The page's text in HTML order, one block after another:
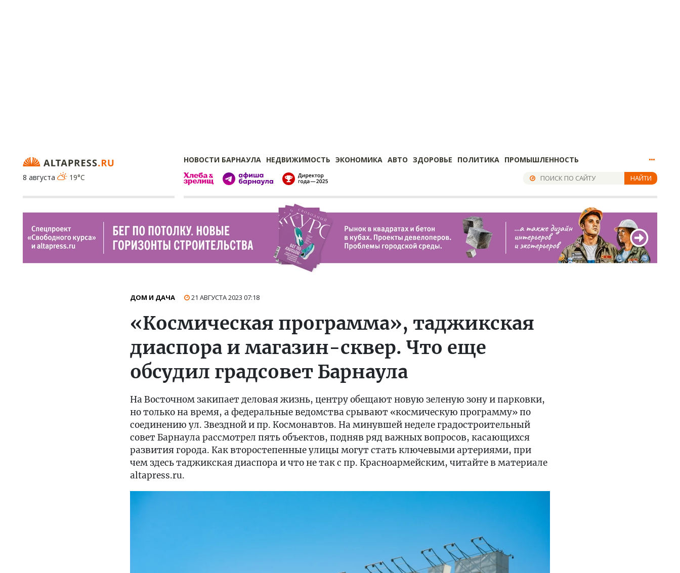
НОВОСТИ БАРНАУЛА НЕДВИЖИМОСТЬ ЭКОНОМИКА АВТО ЗДОРОВЬЕ ПОЛИТИКА ПРОМЫШЛЕННОСТЬ
8 августа
19°C НАЙТИ
ДОМ И ДАЧА 21 АВГУСТА 2023 07:18
«Космическая программа», таджикская
диаспора и магазин-сквер. Что еще
обсудил градсовет Барнаула
На Восточном закипает деловая жизнь, центру обещают новую зеленую зону и парковки,
но только на время, а федеральные ведомства срывают «космическую программу» по
соединению ул. Звездной и пр. Космонавтов. На минувшей неделе градостроительный
совет Барнаула рассмотрел пять объектов, подняв ряд важных вопросов, касающихся
развития города. Как второстепенные улицы могут стать ключевыми артериями, при
чем здесь таджикская диаспора и что не так с пр. Красноармейским, читайте в материале
altapress.ru.